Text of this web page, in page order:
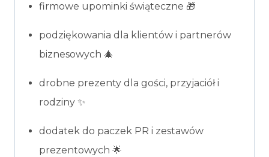
firmowe upominki świąteczne 🎁
podziękowania dla klientów i partnerów
biznesowych 🎄
drobne prezenty dla gości, przyjaciół i
rodziny ✨
dodatek do paczek PR i zestawów
prezentowych 🌟